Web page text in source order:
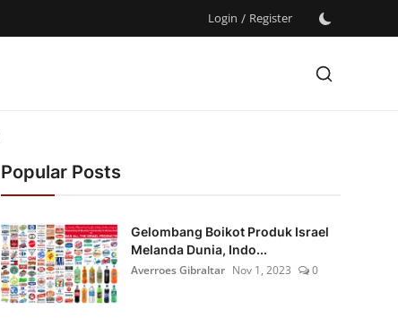
Login / Register
Popular Posts
Gelombang Boikot Produk Israel
Melanda Dunia, Indo...
Averroes Gibraltar Nov 1, 2023 0